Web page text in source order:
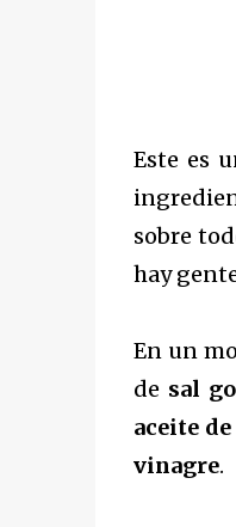
Este es
sobre
hay
En un
de sal
aceite
vinagre.